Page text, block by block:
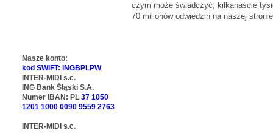
czym może świadczyć, kilkanaście
70 milionów odwiedzin na naszej
Nasze konto:
kod SWIFT: INGBPLPW
INTER-MIDI s.c.
ING Bank Śląski S.A.
Numer IBAN: PL 37 1050
1201 1000 0090 9559 2763
INTER-MIDI s.c.